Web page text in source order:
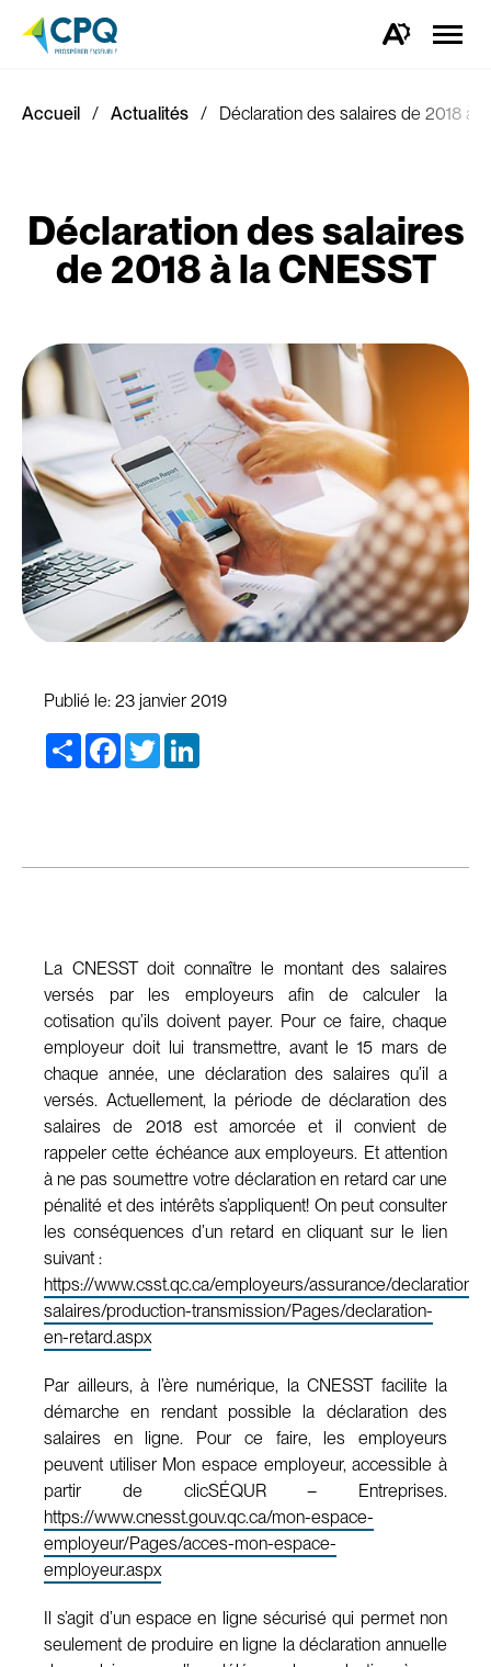
Ouvrez
d'accessibilité.
la
Accueil Actualités Déclaration des salaires de 2018 à
Déclaration des salaires
de 2018 à la CNESST
Publié le: 23 janvier 2019
Share Facebook
Twitter
La CNESST doit connaître le montant des salaires
versés par les employeurs afin de calculer la
cotisation qu’ils doivent payer. Pour ce faire, chaque
employeur doit lui transmettre, avant le 15 mars de
chaque année, une déclaration des salaires qu’il a
versés. Actuellement, la période de déclaration des
salaires de 2018 est amorcée et il convient de
rappeler cette échéance aux employeurs. Et attention
à ne pas soumettre votre déclaration en retard car une
pénalité et des intérêts s’appliquent! On peut consulter
les conséquences d’un retard en cliquant sur le lien
suivant :
https://www.csst.qc.ca/employeurs/assurance/declaration-
salaires/production-transmission/Pages/declaration-
en-retard.aspx
Par ailleurs, à l’ère numérique, la CNESST facilite la
démarche en rendant possible la déclaration des
salaires en ligne. Pour ce faire, les employeurs
peuvent utiliser Mon espace employeur, accessible à
partir de clicSÉQUR – Entreprises.
https://www.cnesst.gouv.qc.ca/mon-espace-
employeur/Pages/acces-mon-espace-
employeur.aspx
Il s’agit d’un espace en ligne sécurisé qui permet non
seulement de produire en ligne la déclaration annuelle